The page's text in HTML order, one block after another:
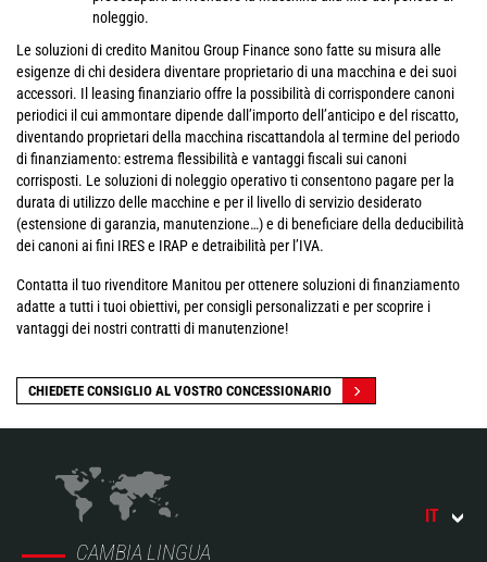
noleggio.
Le soluzioni di credito Manitou Group Finance sono fatte su misura alle
esigenze di chi desidera diventare proprietario di una macchina e dei suoi
accessori. Il leasing finanziario offre la possibilità di corrispondere canoni
periodici il cui ammontare dipende dall’importo dell’anticipo e del riscatto,
diventando proprietari della macchina riscattandola al termine del periodo
di finanziamento: estrema flessibilità e vantaggi fiscali sui canoni
corrisposti. Le soluzioni di noleggio operativo ti consentono pagare per la
durata di utilizzo delle macchine e per il livello di servizio desiderato
(estensione di garanzia, manutenzione…) e di beneficiare della deducibilità
dei canoni ai fini IRES e IRAP e detraibilità per l’IVA.
Contatta il tuo rivenditore Manitou per ottenere soluzioni di finanziamento
adatte a tutti i tuoi obiettivi, per consigli personalizzati e per scoprire i
vantaggi dei nostri contratti di manutenzione!
CHIEDETE CONSIGLIO AL VOSTRO CONCESSIONARIO
CAMBIA LINGUA
IT